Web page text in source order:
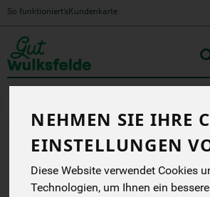
NEHMEN SIE IHRE
EINSTELLUNGEN
Diese Website verwendet Cookies
Technologien, um Ihnen ein
So funktioniert’s Kundenkarte
LAKRITZ
SÜSS